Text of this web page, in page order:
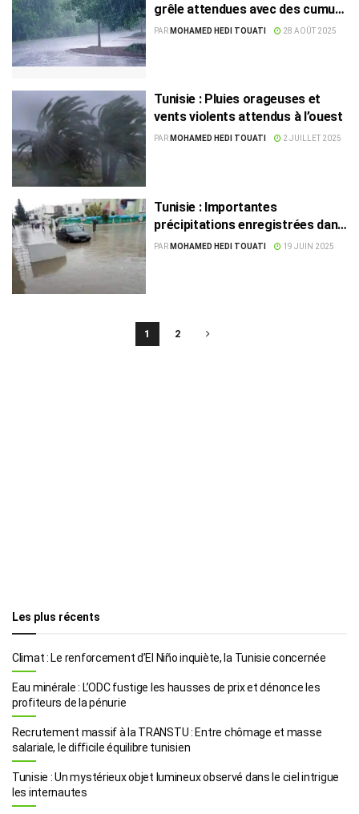
grêle attendues avec des cumuls
de 30 à 50 mm dans le nord et le
PAR MOHAMED HEDI TOUATI 28 AOÛT 2025
Tunisie : Pluies orageuses et
vents violents attendus à l’ouest
PAR MOHAMED HEDI TOUATI 2 JUILLET 2025
Tunisie : Importantes
précipitations enregistrées dans
plusieurs régions
PAR MOHAMED HEDI TOUATI 19 JUIN 2025
1 2
Les plus récents
Climat : Le renforcement d’El Niño inquiète, la Tunisie concernée
Eau minérale : L’ODC fustige les hausses de prix et dénonce les
profiteurs de la pénurie
Recrutement massif à la TRANSTU : Entre chômage et masse
salariale, le difficile équilibre tunisien
Tunisie : Un mystérieux objet lumineux observé dans le ciel intrigue
les internautes